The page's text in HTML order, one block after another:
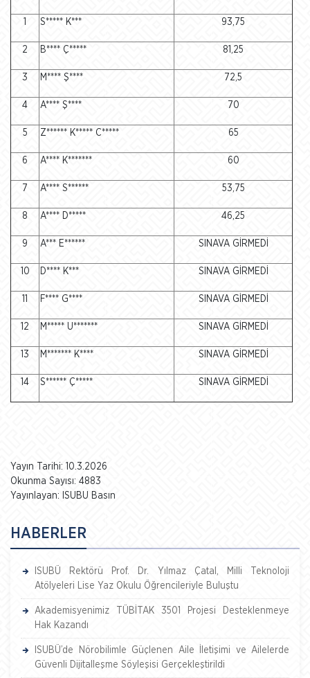
S***** K*** 93,75
2 B**** Ç***** 81,25
3 M**** Ş**** 72,5
4 A**** Ş**** 70
5 Z****** K***** C***** 65
6 A**** K******* 60
7 A**** S****** 53,75
8 A**** D***** 46,25
9 A*** E****** SINAVA GİRMEDİ
10 D**** K*** SINAVA GİRMEDİ
F**** G**** SINAVA GİRMEDİ
12 M***** U******* SINAVA GİRMEDİ
13 M******* K**** SINAVA GİRMEDİ
14 S****** Ç***** SINAVA GİRMEDİ
Yayın Tarihi: 10.3.2026
Okunma Sayısı: 4883
Yayınlayan: ISUBU Basın
HABERLER
ISUBÜ Rektörü Prof. Dr. Yılmaz Çatal, Milli Teknoloji
Atölyeleri Lise Yaz Okulu Öğrencileriyle Buluştu
Akademisyenimiz TÜBİTAK 3501 Projesi Desteklenmeye
Hak Kazandı
ISUBÜ’de Nörobilimle Güçlenen Aile İletişimi ve Ailelerde
Güvenli Dijitalleşme Söyleşisi Gerçekleştirildi